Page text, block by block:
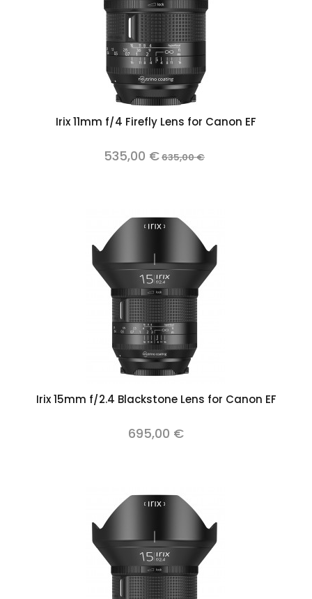
Irix 11mm f/4 Firefly Lens for Canon EF
535,00 €635,00 €
Irix 15mm f/2.4 Blackstone Lens for Canon EF
695,00 €